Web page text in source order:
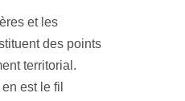
et les
des points
territorial.
est le fil